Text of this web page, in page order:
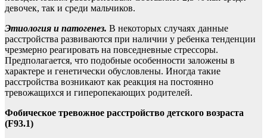
девочек, так и среди мальчиков.
Этиология и патогенез. В некоторых случаях данные
расстройства развиваются при наличии у ребенка тенденции
чрезмерно реагировать на повседневные стрессоры.
Предполагается, что подобные особенности заложены в
характере и генетически обусловлены. Иногда такие
расстройства возникают как реакция на постоянно
тревожащихся и гиперопекающих родителей.
Фобическое тревожное расстройство детского возраста
(F93.1)